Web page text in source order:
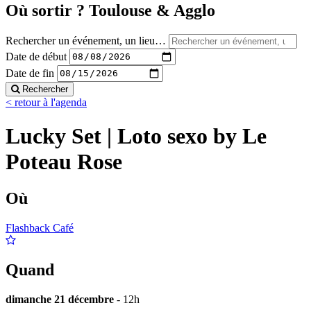
Où sortir ? Toulouse & Agglo
Rechercher un événement, un lieu…
Date de début
Date de fin
Rechercher
< retour à l'agenda
Lucky Set | Loto sexo by Le
Poteau Rose
Où
Flashback Café
Quand
dimanche 21 décembre - 12h